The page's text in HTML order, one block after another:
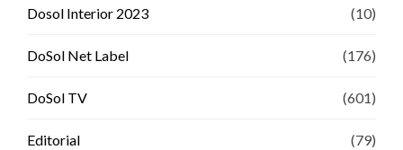
Dosol Interior 2023 (10)
DoSol Net Label (176)
DoSol TV (601)
Editorial (79)